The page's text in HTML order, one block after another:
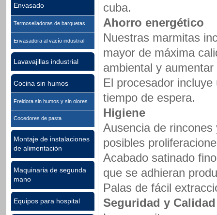
Envasado
Termoselladoras de barquetas
Envasadora al vacío industrial
Lavavajillas industrial
Cocina sin humos
Freidora sin humos y sin olores
Cocedores de pasta
Montaje de instalaciones
de alimentación
Maquinaria de segunda
mano
Equipos para hospital
cuba.
Ahorro energético
Nuestras marmitas
mayor de máxima
ambiental y
El procesador
tiempo de espera.
Higiene
Ausencia de
posibles
Acabado satinado
que se adhieran
Palas de fácil
Seguridad y Calidad